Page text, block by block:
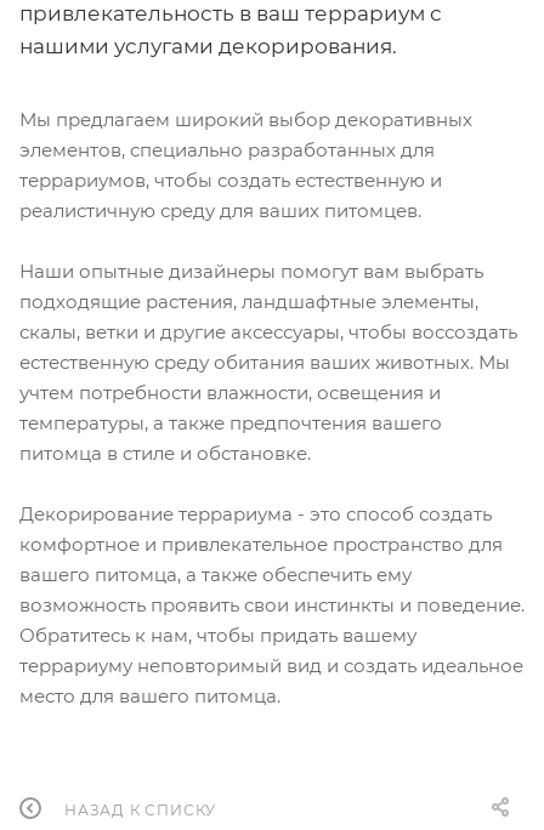
привлекательность в ваш террариум с
нашими услугами декорирования.
Мы предлагаем широкий выбор декоративных
элементов, специально разработанных для
террариумов, чтобы создать естественную и
реалистичную среду для ваших питомцев.
Наши опытные дизайнеры помогут вам выбрать
подходящие растения, ландшафтные элементы,
скалы, ветки и другие аксессуары, чтобы воссоздать
естественную среду обитания ваших животных. Мы
учтем потребности влажности, освещения и
температуры, а также предпочтения вашего
питомца в стиле и обстановке.
Декорирование террариума - это способ создать
комфортное и привлекательное пространство для
вашего питомца, а также обеспечить ему
возможность проявить свои инстинкты и поведение.
Обратитесь к нам, чтобы придать вашему
террариуму неповторимый вид и создать идеальное
место для вашего питомца.
НАЗАД К СПИСКУ